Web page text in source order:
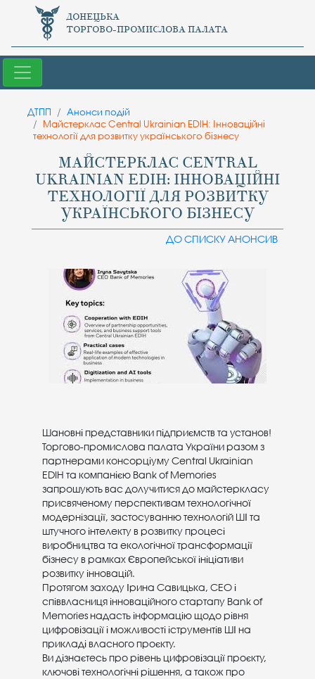
ДОНЕЦЬКА
ТОРГОВО-ПРОМИСЛОВА ПАЛАТА
ДТПП
Анонси подій
Майстерклас Central Ukrainian EDIH: Інноваційні
технології для розвитку українського бізнесу
МАЙСТЕРКЛАС CENTRAL
UKRAINIAN EDIH: ІННОВАЦІЙНІ
ТЕХНОЛОГІЇ ДЛЯ РОЗВИТКУ
УКРАЇНСЬКОГО БІЗНЕСУ
ДО СПИСКУ АНОНСИВ
Шановні представники підприємств та установ!
Торгово-промислова палата України разом з
партнерами консорціуму Central Ukrainian
EDIH та компанією Bank of Memories
запрошують вас долучитися до майстеркласу
присвяченому перспективам технологічної
модернізації, застосуванню технологій ШІ та
штучного інтелекту в розвитку процесі
виробництва та екологічної трансформації
бізнесу в рамках Європейської ініціативи
розвитку інновацій.
Протягом заходу Ірина Савицька, CEO і
співвласниця інноваційного стартапу Bank of
Memories надасть інформацію щодо рівня
цифровізації і можливості іструментів ШІ на
прикладі власного проєкту.
Ви дізнаєтесь про рівень цифровізації проєкту,
ключові технологічні рішення, а також про